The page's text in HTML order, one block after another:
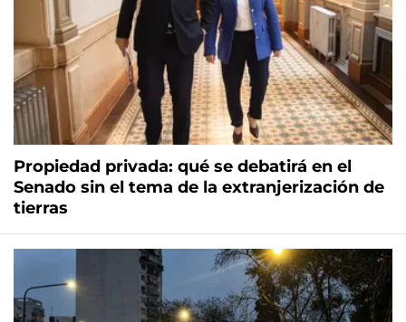
Propiedad privada: qué se debatirá en el
Senado sin el tema de la extranjerización de
tierras